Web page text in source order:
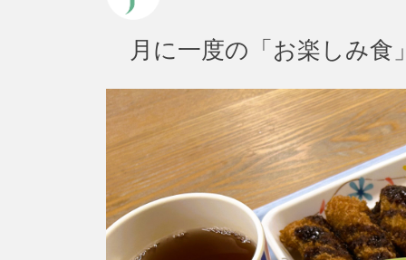
月に一度の「お楽しみ食